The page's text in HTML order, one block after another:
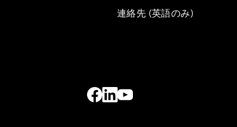
連絡先 (英語のみ)